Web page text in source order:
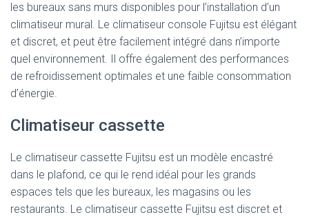
les bureaux sans murs disponibles pour l’installation d’un
climatiseur mural. Le climatiseur console Fujitsu est élégant
et discret, et peut être facilement intégré dans n’importe
quel environnement. Il offre également des performances
de refroidissement optimales et une faible consommation
d’énergie.
Climatiseur cassette
Le climatiseur cassette Fujitsu est un modèle encastré
dans le plafond, ce qui le rend idéal pour les grands
espaces tels que les bureaux, les magasins ou les
restaurants. Le climatiseur cassette Fujitsu est discret et